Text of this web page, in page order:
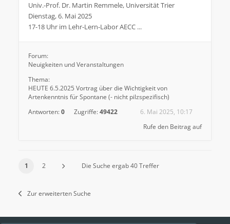
Univ.-Prof. Dr. Martin Remmele, Universität Trier
Dienstag, 6. Mai 2025
17-18 Uhr im Lehr-Lern-Labor AECC ...
Forum:
Neuigkeiten und Veranstaltungen
Thema:
HEUTE 6.5.2025 Vortrag über die Wichtigkeit von
Artenkenntnis für Spontane (- nicht pilzspezifisch)
Antworten:0 Zugriffe:49422
6. Mai 2025, 10:17
Rufe den Beitrag auf
1 2 Die Suche ergab 40 Treffer
Zur erweiterten Suche